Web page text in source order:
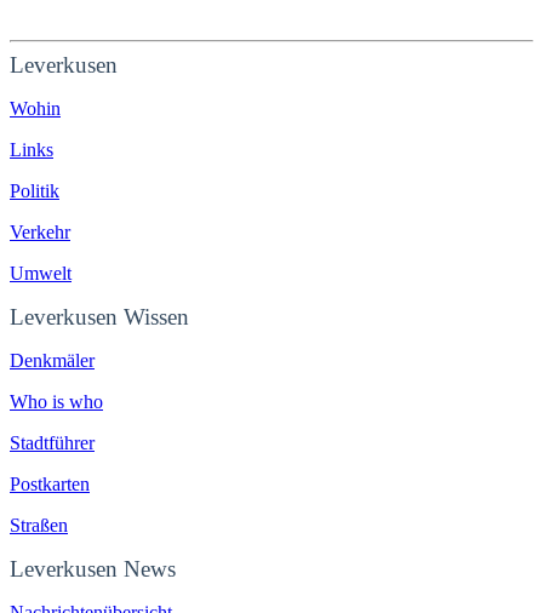
Leverkusen
Wohin
Links
Politik
Verkehr
Umwelt
Leverkusen Wissen
Denkmäler
Who is who
Stadtführer
Postkarten
Straßen
Leverkusen News